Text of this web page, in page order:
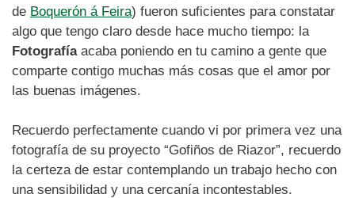
de Boquerón á Feira) fueron suficientes para constatar
algo que tengo claro desde hace mucho tiempo: la
Fotografíaacaba poniendo en tu camino a gente que
comparte contigo muchas más cosas que el amor por
las buenas imágenes.
Recuerdo perfectamente cuando vi por primera vez una
fotografía de su proyecto “Gofiños de Riazor”, recuerdo
la certeza de estar contemplando un trabajo hecho con
una sensibilidad y una cercanía incontestables.